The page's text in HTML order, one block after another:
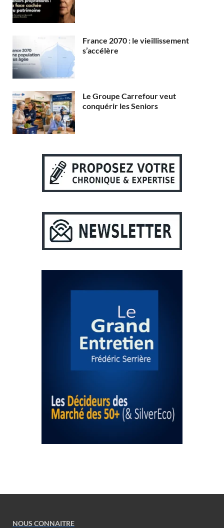
France 2070 : le vieillissement
s’accélère
Le Groupe Carrefour veut
conquérir les Seniors
NOUS CONNAITRE